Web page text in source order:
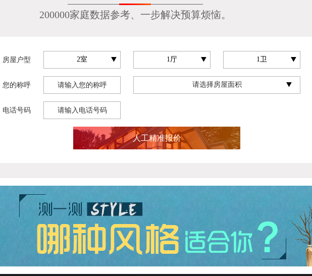
200000家庭数据参考、一步解决预算烦恼。
房屋户型
您的称呼
电话号码
人工精准报价